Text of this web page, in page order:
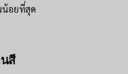
อยที่สุด
สี